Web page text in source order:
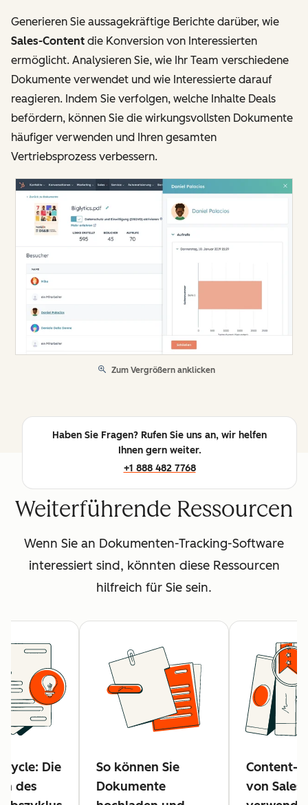
Generieren Sie aussagekräftige Berichte darüber, wie
Sales-Content die Konversion von Interessierten
ermöglicht. Analysieren Sie, wie Ihr Team verschiedene
Dokumente verwendet und wie Interessierte darauf
reagieren. Indem Sie verfolgen, welche Inhalte Deals
befördern, können Sie die wirkungsvollsten Dokumente
häufiger verwenden und Ihren gesamten
Vertriebsprozess verbessern.
Zum Vergrößern anklicken
Haben Sie Fragen? Rufen Sie uns an, wir helfen
Ihnen gern weiter.
+1 888 482 7768
Weiterführende Ressourcen
Wenn Sie an Dokumenten-Tracking-Software
interessiert sind, könnten diese Ressourcen
hilfreich für Sie sein.
Cycle: Die
des
So können Sie
Dokumente
Content-
von Sales